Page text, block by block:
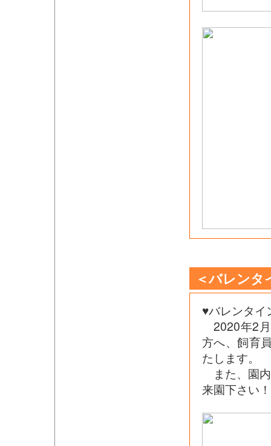
＜バレン
♥バレンタイ
2020年2
方へ、飼育
たします。
また、園
来園下さい！